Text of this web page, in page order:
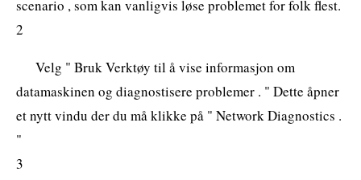
scenario , som kan vanligvis løse problemet for folk flest.
2
Velg " Bruk Verktøy til å vise informasjon om
datamaskinen og diagnostisere problemer . " Dette åpner
et nytt vindu der du må klikke på " Network Diagnostics .
"
3